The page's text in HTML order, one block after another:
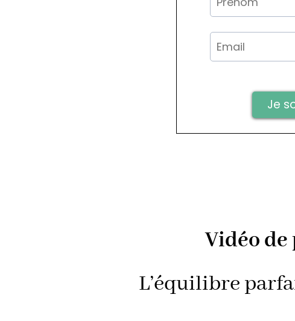
Je
Vidéo de
L’équilibre